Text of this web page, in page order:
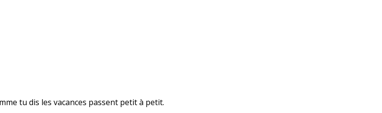
tu dis les vacances passent petit à petit.